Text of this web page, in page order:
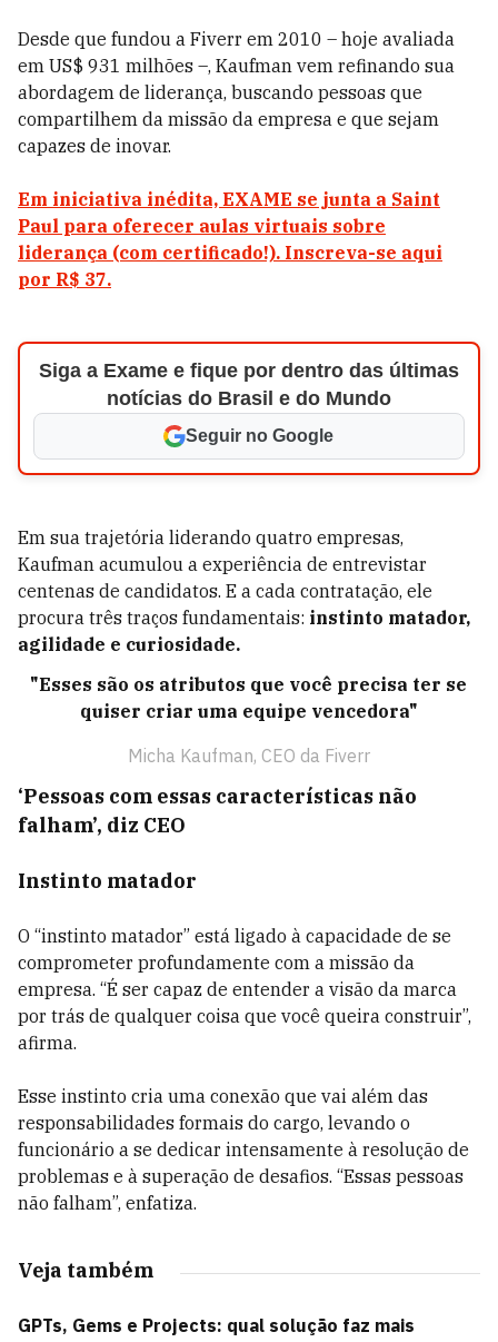
Desde que fundou a Fiverr em 2010 – hoje avaliada
em US$ 931 milhões –, Kaufman vem refinando sua
abordagem de liderança, buscando pessoas que
compartilhem da missão da empresa e que sejam
capazes de inovar.
Em iniciativa inédita, EXAME se junta a Saint
Paul para oferecer aulas virtuais sobre
liderança (com certificado!). Inscreva-se aqui
por R$ 37.
Siga a Exame e fique por dentro das últimas
notícias do Brasil e do Mundo
Seguir no Google
Em sua trajetória liderando quatro empresas,
Kaufman acumulou a experiência de entrevistar
centenas de candidatos. E a cada contratação, ele
procura três traços fundamentais: instinto matador,
agilidade e curiosidade.
"Esses são os atributos que você precisa ter se
quiser criar uma equipe vencedora"
Micha Kaufman, CEO da Fiverr
‘Pessoas com essas características não
falham’, diz CEO
Instinto matador
O “instinto matador” está ligado à capacidade de se
comprometer profundamente com a missão da
empresa. “É ser capaz de entender a visão da marca
por trás de qualquer coisa que você queira construir”,
afirma.
Esse instinto cria uma conexão que vai além das
responsabilidades formais do cargo, levando o
funcionário a se dedicar intensamente à resolução de
problemas e à superação de desafios. “Essas pessoas
não falham”, enfatiza.
Veja também
GPTs, Gems e Projects: qual solução faz mais